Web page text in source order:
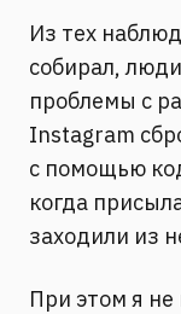
Из тех
собирал,
проблемы с
Instagram
с помощью
когда
заходили из
При этом я не